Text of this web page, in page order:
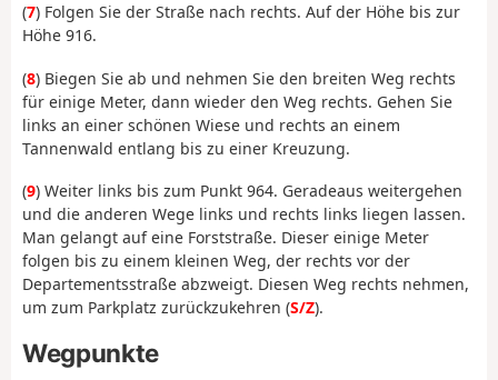
(7) Folgen Sie der Straße nach rechts. Auf der Höhe bis zur
Höhe 916.
(8) Biegen Sie ab und nehmen Sie den breiten Weg rechts
für einige Meter, dann wieder den Weg rechts. Gehen Sie
links an einer schönen Wiese und rechts an einem
Tannenwald entlang bis zu einer Kreuzung.
(9) Weiter links bis zum Punkt 964. Geradeaus weitergehen
und die anderen Wege links und rechts links liegen lassen.
Man gelangt auf eine Forststraße. Dieser einige Meter
folgen bis zu einem kleinen Weg, der rechts vor der
Departementsstraße abzweigt. Diesen Weg rechts nehmen,
um zum Parkplatz zurückzukehren (S/Z).
Wegpunkte